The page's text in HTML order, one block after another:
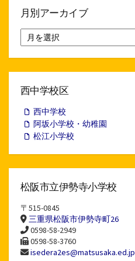
月別アーカイブ
別
ア
イ
西中学校区
西中学校
阿坂小学校・幼稚園
松江小学校
松阪市立伊勢寺小学校
〒515-0845
三重県松阪市伊勢寺町26
0598-58-2949
0598-58-3760
isedera2es@matsusaka.ed.jp